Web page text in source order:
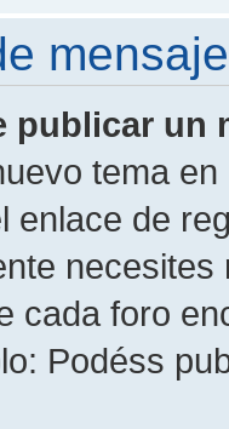
publicar un
tema
enlace de
cada foro
Podéss